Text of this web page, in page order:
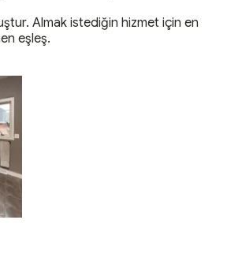
Almak istediğin hizmet için en
eşleş.